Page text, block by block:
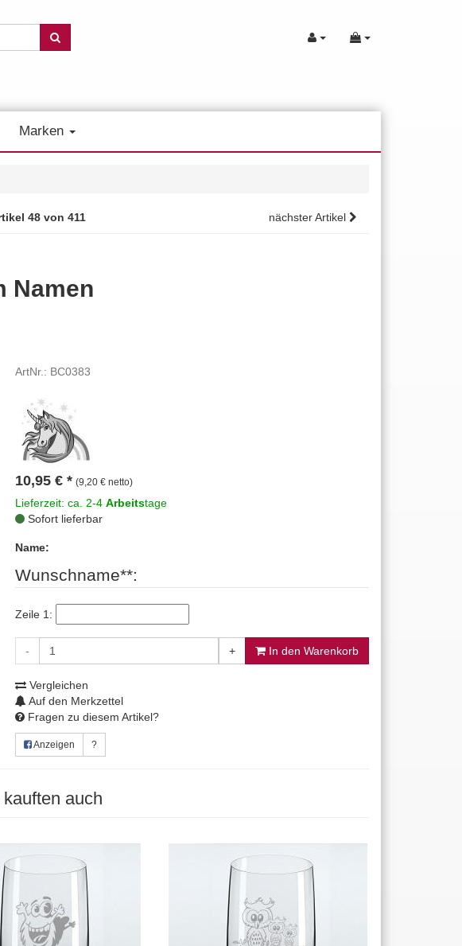
Marken
48 von 411 nächster Artikel
Namen
ArtNr.: BC0383
10,95 € * (9,20 € netto)
Lieferzeit: ca. 2-4 Arbeitstage
Sofort lieferbar
Name:
Wunschname**:
Zeile 1:
- + In den Warenkorb
Vergleichen
Auf den Merkzettel
Fragen zu diesem Artikel?
Anzeigen ?
auch